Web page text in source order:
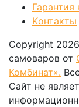
Гарантия
Kонтакты
Copyright
самоваров от
Комбинат».
Сайт не